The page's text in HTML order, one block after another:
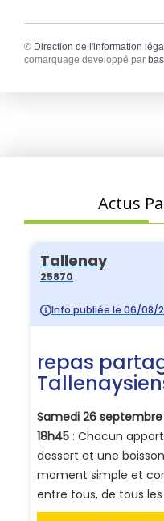
© Direction de l'information
comarquage developpé par
Actus